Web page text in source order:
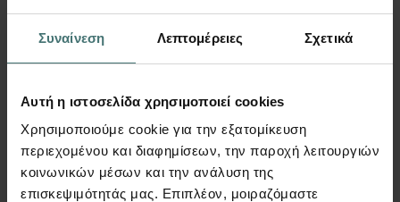
Συναίνεση Λεπτομέρειες Σχετικά
Αυτή η ιστοσελίδα χρησιμοποιεί cookies
Χρησιμοποιούμε cookie για την εξατομίκευση
περιεχομένου και διαφημίσεων, την παροχή λειτουργιών
κοινωνικών μέσων και την ανάλυση της
επισκεψιμότητάς μας. Επιπλέον, μοιραζόμαστε
Από890€ Περισσότερα
FespaC